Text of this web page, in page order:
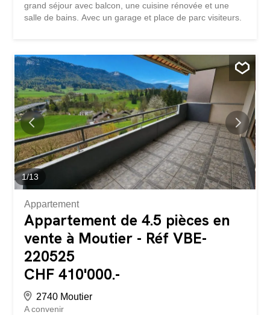
grand séjour avec balcon, une cuisine rénovée et une
salle de bains. Avec un garage et place de parc visiteurs.
1/13
Appartement
Appartement de 4.5 pièces en
vente à Moutier - Réf VBE-
220525
CHF 410'000.-
2740 Moutier
A convenir